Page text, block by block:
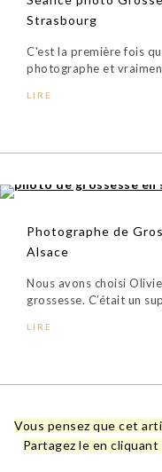
Strasbourg
C'est la première fois
photographe et
LIRE
Photographe de
Alsace
Nous avons choisi
grossesse. C’était un
LIRE
Vous pensez que cet
Partagez le en